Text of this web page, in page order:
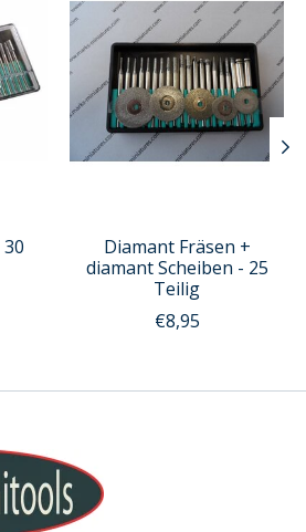
Diamant Fräsen +
diamant Scheiben - 25
Teilig
€8,95